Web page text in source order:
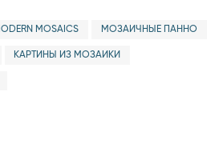
MOSAICS МОЗАИЧНЫЕ ПАННО
КАРТИНЫ ИЗ МОЗАИКИ